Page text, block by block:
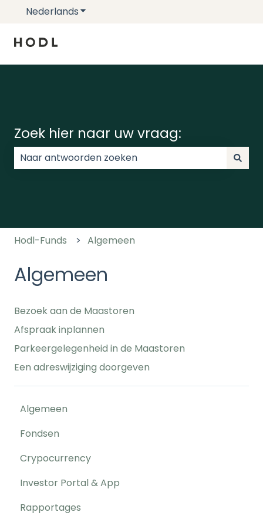
NederlandsSubmenu tonen voor vertalingen
Zoek hier naar uw vraag:
Hodl-Funds Algemeen
Algemeen
Bezoek aan de Maastoren
Afspraak inplannen
Parkeergelegenheid in de Maastoren
Een adreswijziging doorgeven
Algemeen
Fondsen
Crypocurrency
Investor Portal & App
Rapportages